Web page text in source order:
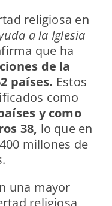
religiosa en
a la Iglesia
que ha
de la
países. Estos
como
y como
38, lo que en
millones de
una mayor